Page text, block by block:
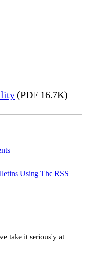
(PDF 16.7K)
Using The RSS
take it seriously at